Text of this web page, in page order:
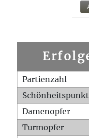
Partienzahl
Damenopfer
Turmopfer